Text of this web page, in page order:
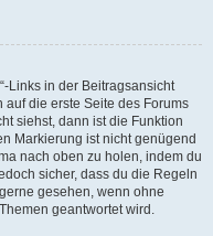
Links in der Beitragsansicht
die erste Seite des Forums
siehst, dann ist die Funktion
Markierung ist nicht genügend
nach oben zu holen, indem du
sicher, dass du die Regeln
gesehen, wenn ohne
geantwortet wird.